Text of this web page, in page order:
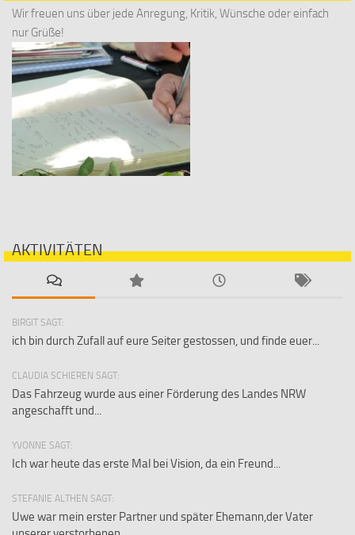
Wir freuen uns über jede Anregung, Kritik, Wünsche oder einfach
nur Grüße!
AKTIVITÄTEN
BIRGIT SAGT:
ich bin durch Zufall auf eure Seiter gestossen, und finde euer...
CLAUDIA SCHIEREN SAGT:
Das Fahrzeug wurde aus einer Förderung des Landes NRW
angeschafft und...
YVONNE SAGT:
Ich war heute das erste Mal bei Vision, da ein Freund...
STEFANIE ALTHEN SAGT:
Uwe war mein erster Partner und später Ehemann,der Vater